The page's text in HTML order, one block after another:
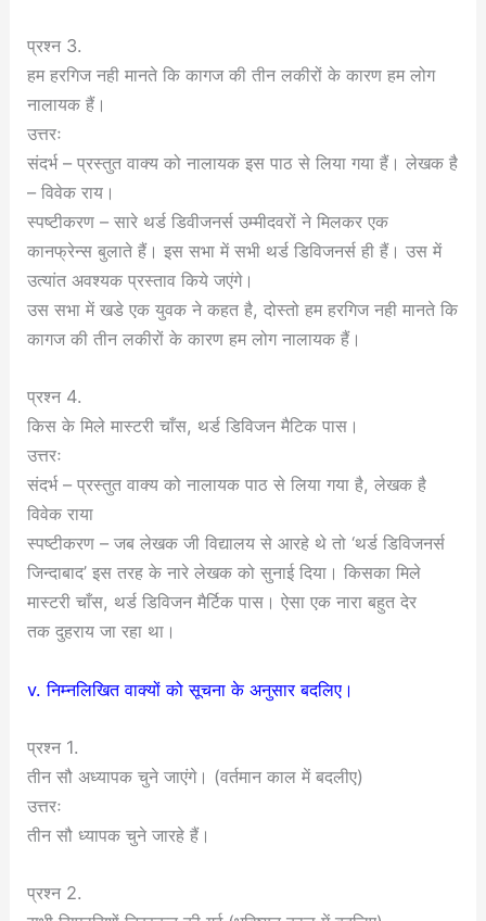
प्रश्न 3.
हम हरगिज नही मानते कि कागज की तीन लकीरों के कारण हम लोग
नालायक हैं।
उत्तरः
संदर्भ – प्रस्तुत वाक्य को नालायक इस पाठ से लिया गया हैं। लेखक है
– विवेक राय।
स्पष्टीकरण – सारे थर्ड डिवीजनर्स उम्मीदवरों ने मिलकर एक
कानफ्रेन्स बुलाते हैं। इस सभा में सभी थर्ड डिविजनर्स ही हैं। उस में
उत्यांत अवश्यक प्रस्ताव किये जएंगे।
उस सभा में खडे एक युवक ने कहत है, दोस्तो हम हरगिज नही मानते कि
कागज की तीन लकीरों के कारण हम लोग नालायक हैं।
प्रश्न 4.
किस के मिले मास्टरी चाँस, थर्ड डिविजन मैटिक पास।
उत्तरः
संदर्भ – प्रस्तुत वाक्य को नालायक पाठ से लिया गया है, लेखक है
विवेक राया
स्पष्टीकरण – जब लेखक जी विद्यालय से आरहे थे तो ‘थर्ड डिविजनर्स
जिन्दाबाद’ इस तरह के नारे लेखक को सुनाई दिया। किसका मिले
मास्टरी चाँस, थर्ड डिविजन मैर्टिक पास। ऐसा एक नारा बहुत देर
तक दुहराय जा रहा था।
v. निम्नलिखित वाक्यों को सूचना के अनुसार बदलिए।
प्रश्न 1.
तीन सौ अध्यापक चुने जाएंगे। (वर्तमान काल में बदलीए)
उत्तरः
तीन सौ ध्यापक चुने जारहे हैं।
प्रश्न 2.